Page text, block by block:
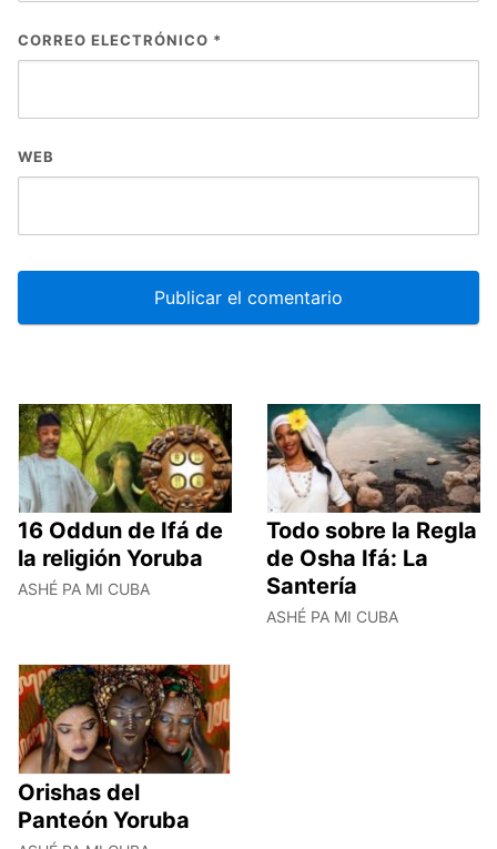
CORREO ELECTRÓNICO *
WEB
16 Oddun de Ifá de
la religión Yoruba
ASHÉ PA MI CUBA
Todo sobre la Regla
de Osha Ifá: La
Santería
ASHÉ PA MI CUBA
Orishas del
Panteón Yoruba